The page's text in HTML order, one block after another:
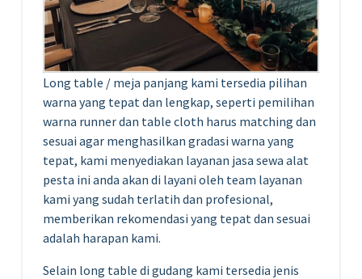
Long table / meja panjang kami tersedia pilihan
warna yang tepat dan lengkap, seperti pemilihan
warna runner dan table cloth harus matching dan
sesuai agar menghasilkan gradasi warna yang
tepat, kami menyediakan layanan jasa sewa alat
pesta ini anda akan di layani oleh team layanan
kami yang sudah terlatih dan profesional,
memberikan rekomendasi yang tepat dan sesuai
adalah harapan kami.
Selain long table di gudang kami tersedia jenis